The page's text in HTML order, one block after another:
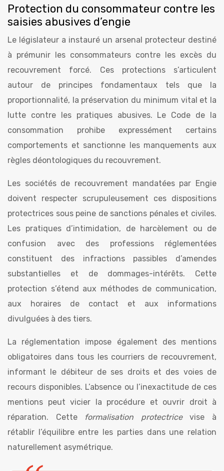
Protection du consommateur contre les
saisies abusives d’engie
Le législateur a instauré un arsenal protecteur destiné
à prémunir les consommateurs contre les excès du
recouvrement forcé. Ces protections s’articulent
autour de principes fondamentaux tels que la
proportionnalité, la préservation du minimum vital et la
lutte contre les pratiques abusives. Le Code de la
consommation prohibe expressément certains
comportements et sanctionne les manquements aux
règles déontologiques du recouvrement.
Les sociétés de recouvrement mandatées par Engie
doivent respecter scrupuleusement ces dispositions
protectrices sous peine de sanctions pénales et civiles.
Les pratiques d’intimidation, de harcèlement ou de
confusion avec des professions réglementées
constituent des infractions passibles d’amendes
substantielles et de dommages-intérêts. Cette
protection s’étend aux méthodes de communication,
aux horaires de contact et aux informations
divulguées à des tiers.
La réglementation impose également des mentions
obligatoires dans tous les courriers de recouvrement,
informant le débiteur de ses droits et des voies de
recours disponibles. L’absence ou l’inexactitude de ces
mentions peut vicier la procédure et ouvrir droit à
réparation. Cette formalisation protectricevise à
rétablir l’équilibre entre les parties dans une relation
naturellement asymétrique.